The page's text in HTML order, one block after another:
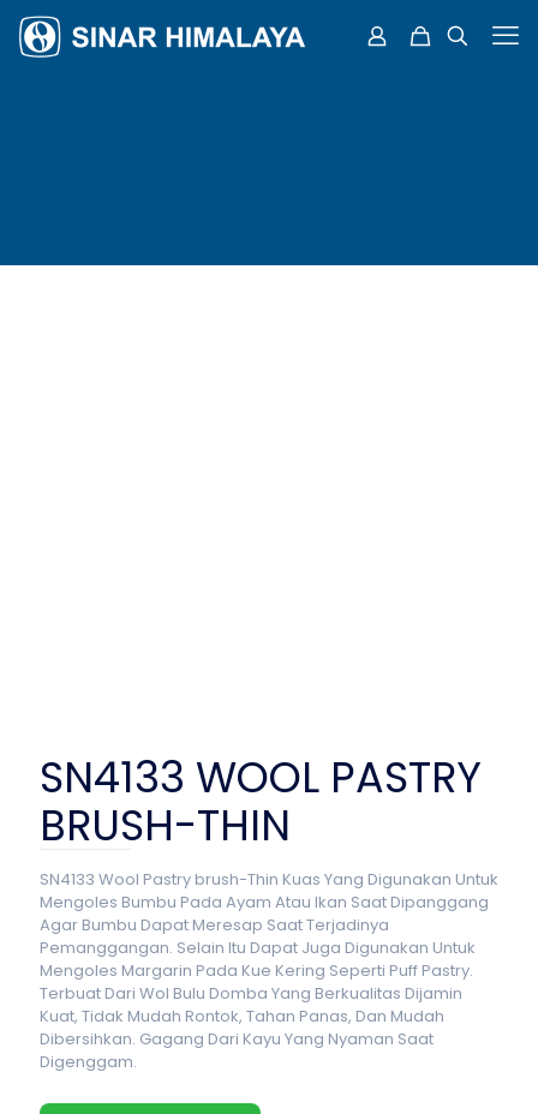
SN4133 WOOL PASTRY
BRUSH-THIN
SN4133 Wool Pastry brush-Thin Kuas Yang Digunakan Untuk
Mengoles Bumbu Pada Ayam Atau Ikan Saat Dipanggang
Agar Bumbu Dapat Meresap Saat Terjadinya
Pemanggangan. Selain Itu Dapat Juga Digunakan Untuk
Mengoles Margarin Pada Kue Kering Seperti Puff Pastry.
Terbuat Dari Wol Bulu Domba Yang Berkualitas Dijamin
Kuat, Tidak Mudah Rontok, Tahan Panas, Dan Mudah
Dibersihkan. Gagang Dari Kayu Yang Nyaman Saat
Digenggam.